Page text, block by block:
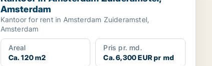
Amsterdam
Kantoor for rent in Amsterdam Zuideramstel,
Amsterdam
Areal
Ca. 120 m2
Pris pr. md.
Ca. 6,300 EUR pr md